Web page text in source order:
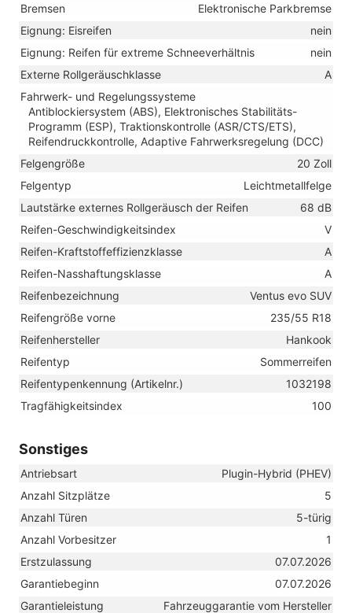
Bremsen
Elektronische Parkbremse
Eignung: Eisreifen
nein
Eignung: Reifen für extreme Schneeverhältnis
nein
Externe Rollgeräuschklasse
A
Fahrwerk- und Regelungssysteme
Antiblockiersystem (ABS), Elektronisches Stabilitäts-
Programm (ESP), Traktionskontrolle (ASR/CTS/ETS),
Reifendruckkontrolle, Adaptive Fahrwerksregelung (DCC)
Felgengröße
20 Zoll
Felgentyp
Leichtmetallfelge
Lautstärke externes Rollgeräusch der Reifen
68 dB
Reifen-Geschwindigkeitsindex
V
Reifen-Kraftstoffeffizienzklasse
A
Reifen-Nasshaftungsklasse
A
Reifenbezeichnung
Ventus evo SUV
Reifengröße vorne
235/55 R18
Reifenhersteller
Hankook
Reifentyp
Sommerreifen
Reifentypenkennung (Artikelnr.)
1032198
Tragfähigkeitsindex
100
Sonstiges
Antriebsart
Plugin-Hybrid (PHEV)
Anzahl Sitzplätze
5
Anzahl Türen
5-türig
Anzahl Vorbesitzer
1
Erstzulassung
07.07.2026
Garantiebeginn
07.07.2026
Garantieleistung
Fahrzeuggarantie vom Hersteller